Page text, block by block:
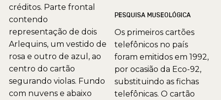
créditos. Parte frontal
contendo
representação de dois
Arlequins, um vestido de
rosa e outro de azul, ao
centro do cartão
segurando violas. Fundo
com nuvens e abaixo
PESQUISA MUSEOLÓGICA
Os primeiros cartões
telefônicos no país
foram emitidos em 1992,
por ocasião da Eco-92,
substituindo as fichas
telefônicas. O cartão